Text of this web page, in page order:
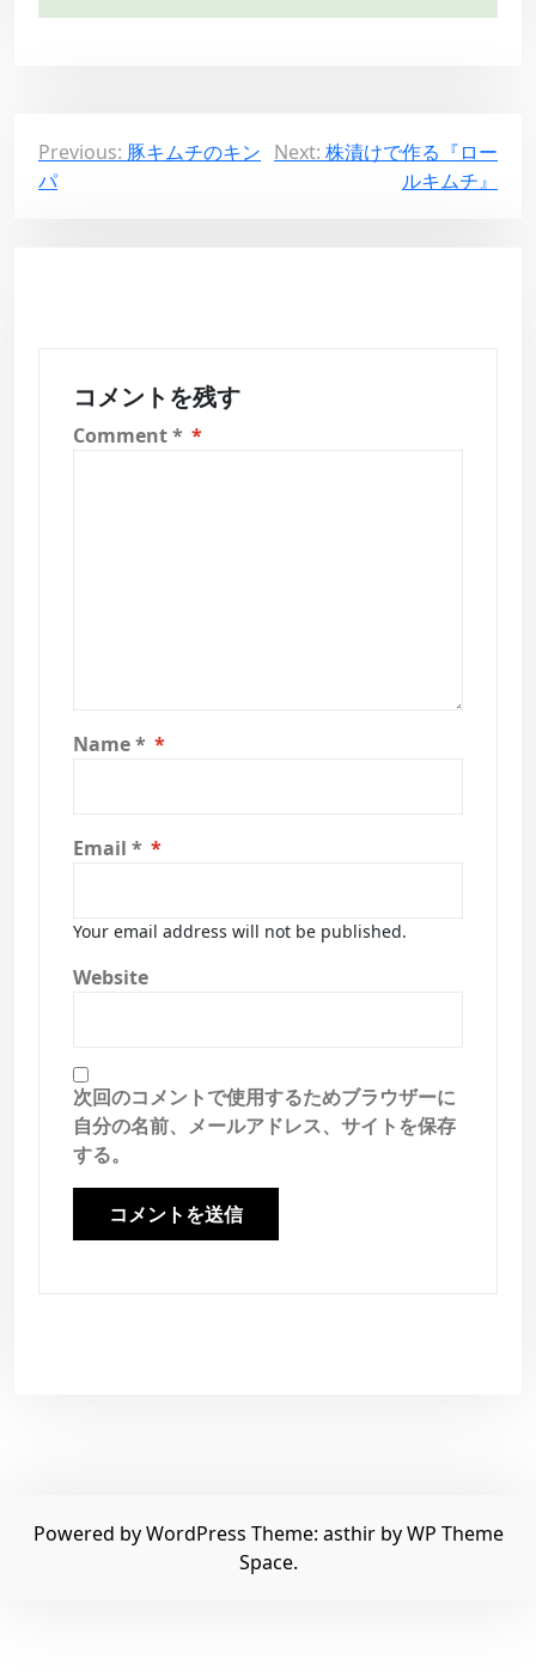
投
稿
Previous: 豚キムチのキン
パ
Next: 株漬けで作る『ロー
ルキムチ』
コメントを残す
Comment*
Name*
Email *
Your email address will not be published.
Website
次回のコメントで使用するためブラウザーに
自分の名前、メールアドレス、サイトを保存
する。
Powered by WordPress Theme: asthir byWP Theme
Space.